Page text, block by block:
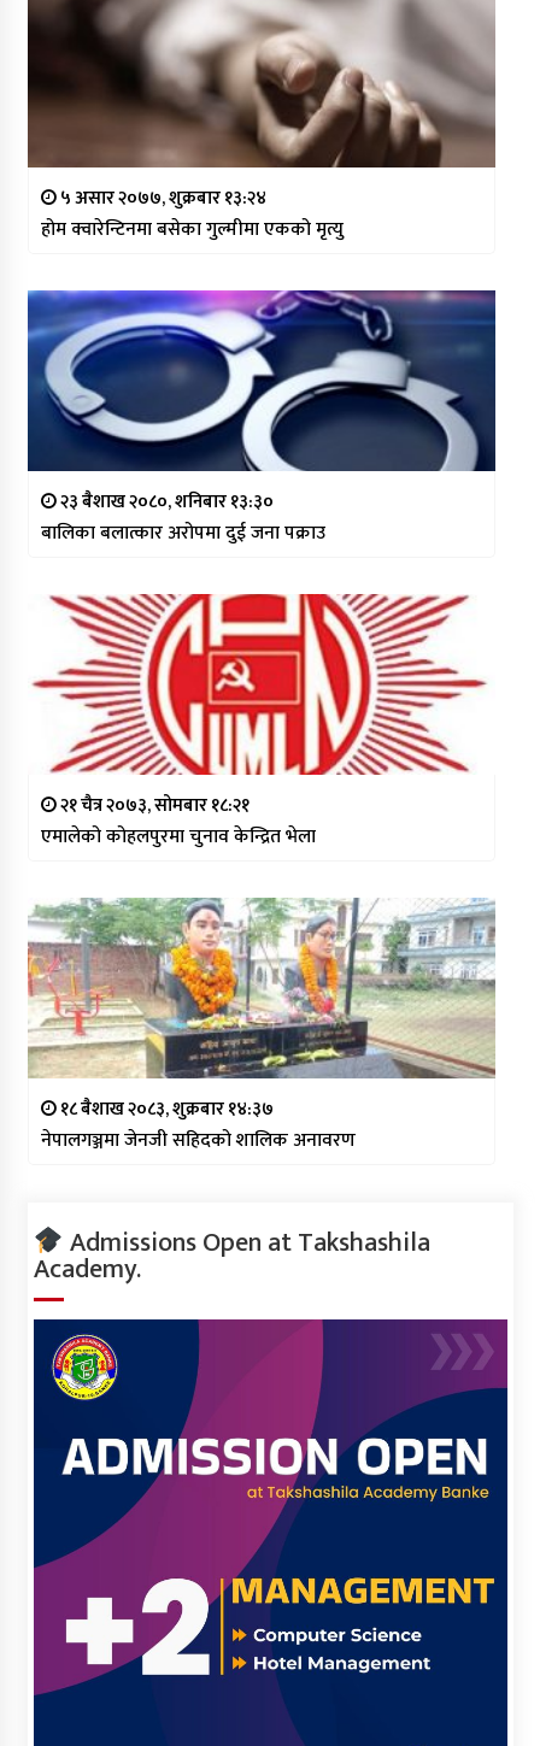
५ असार २०७७, शुक्रबार १३:२४
होम क्वारेन्टिनमा बसेका गुल्मीमा एकको मृत्यु
२३ बैशाख २०८०, शनिबार १३:३०
बालिका बलात्कार अरोपमा दुई जना पक्राउ
२१ चैत्र २०७३, सोमबार १८:२१
एमालेको कोहलपुरमा चुनाव केन्द्रित भेला
१८ बैशाख २०८३, शुक्रबार १४:३७
नेपालगञ्जमा जेनजी सहिदको शालिक अनावरण
Admissions Open at Takshashila
Academy.